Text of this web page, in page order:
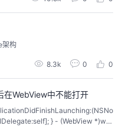
言支持可扩展JSON支持基于Python的简单配置2、框架 ...
架构
8.3k 0 0
WebView中不能打开